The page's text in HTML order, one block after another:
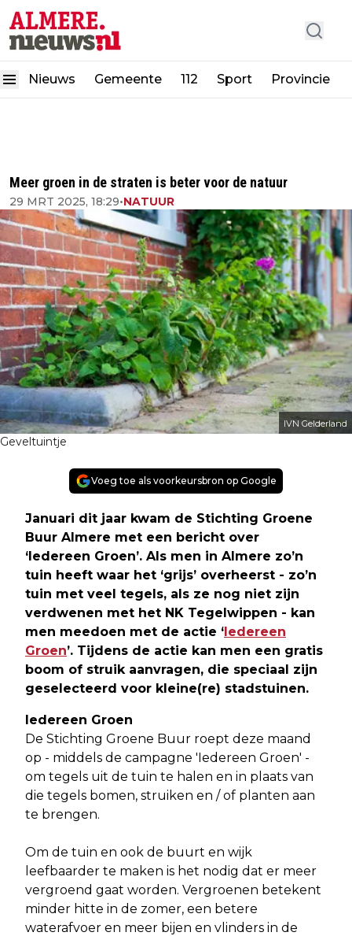
Nieuws Gemeente 112 Sport Provincie
Meer groen in de straten is beter voor de natuur
29 MRT 2025, 18:29•NATUUR
IVN Gelderland
Geveltuintje
Voeg toe als voorkeursbron op Google
Januari dit jaar kwam de Stichting Groene
Buur Almere met een bericht over
‘Iedereen Groen’. Als men in Almere zo’n
tuin heeft waar het ‘grijs’ overheerst - zo’n
tuin met veel tegels, als ze nog niet zijn
verdwenen met het NK Tegelwippen - kan
men meedoen met de actie ‘Iedereen
Groen’. Tijdens de actie kan men een gratis
boom of struik aanvragen, die speciaal zijn
geselecteerd voor kleine(re) stadstuinen.
Iedereen Groen
De Stichting Groene Buur roept deze maand
op - middels de campagne 'Iedereen Groen' -
om tegels uit de tuin te halen en in plaats van
die tegels bomen, struiken en / of planten aan
te brengen.
Om de tuin en ook de buurt en wijk
leefbaarder te maken is het nodig dat er meer
vergroend gaat worden. Vergroenen betekent
minder hitte in de zomer, een betere
waterafvoer en meer bijen en vlinders in de